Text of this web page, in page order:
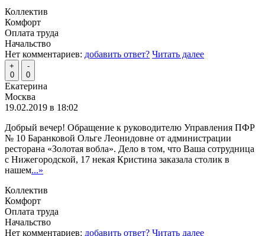
Коллектив
Комфорт
Оплата труда
Начальство
Нет комментариев: добавить ответ? Читать далее
+
0
-
0
Екатерина
Москва
19.02.2019 в 18:02
Добрый вечер! Обращение к руководителю Управления ПФР
№ 10 Баранковой Ольге Леонидовне от администрации
ресторана «Золотая вобла». Дело в том, что Ваша сотрудница
с Нижегородской, 17 некая Кристина заказала столик в
нашем...»
Коллектив
Комфорт
Оплата труда
Начальство
Нет комментариев: добавить ответ? Читать далее